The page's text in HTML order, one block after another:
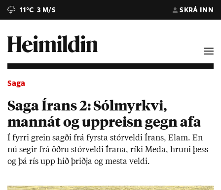
11°C 3 M/S SKRÁ INN
Saga
Saga Írans 2: Sólmyrkvi,
mannát og uppreisn gegn afa
Í fyrri grein sagði frá fyrsta stór­veldi Ír­ans, Elam. En
nú seg­ir frá öðru stór­veldi Ír­ana, ríki Meda, hruni þess
og þá rís upp hið þriðja og mesta veldi.